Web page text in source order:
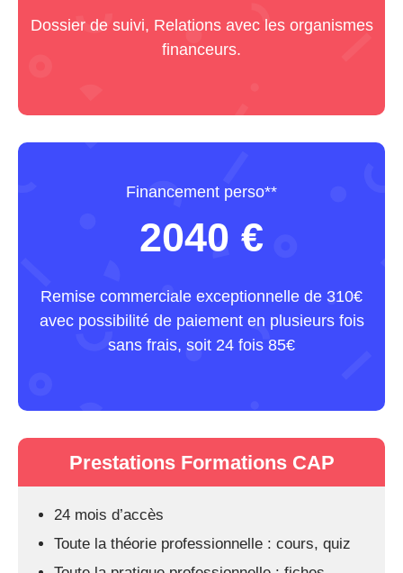
Dossier de suivi, Relations avec les organismes
financeurs.
Financement perso**
2040 €
Remise commerciale exceptionnelle de 310€
avec possibilité de paiement en plusieurs fois
sans frais, soit 24 fois 85€
Prestations Formations CAP
24 mois d’accès
Toute la théorie professionnelle : cours, quiz